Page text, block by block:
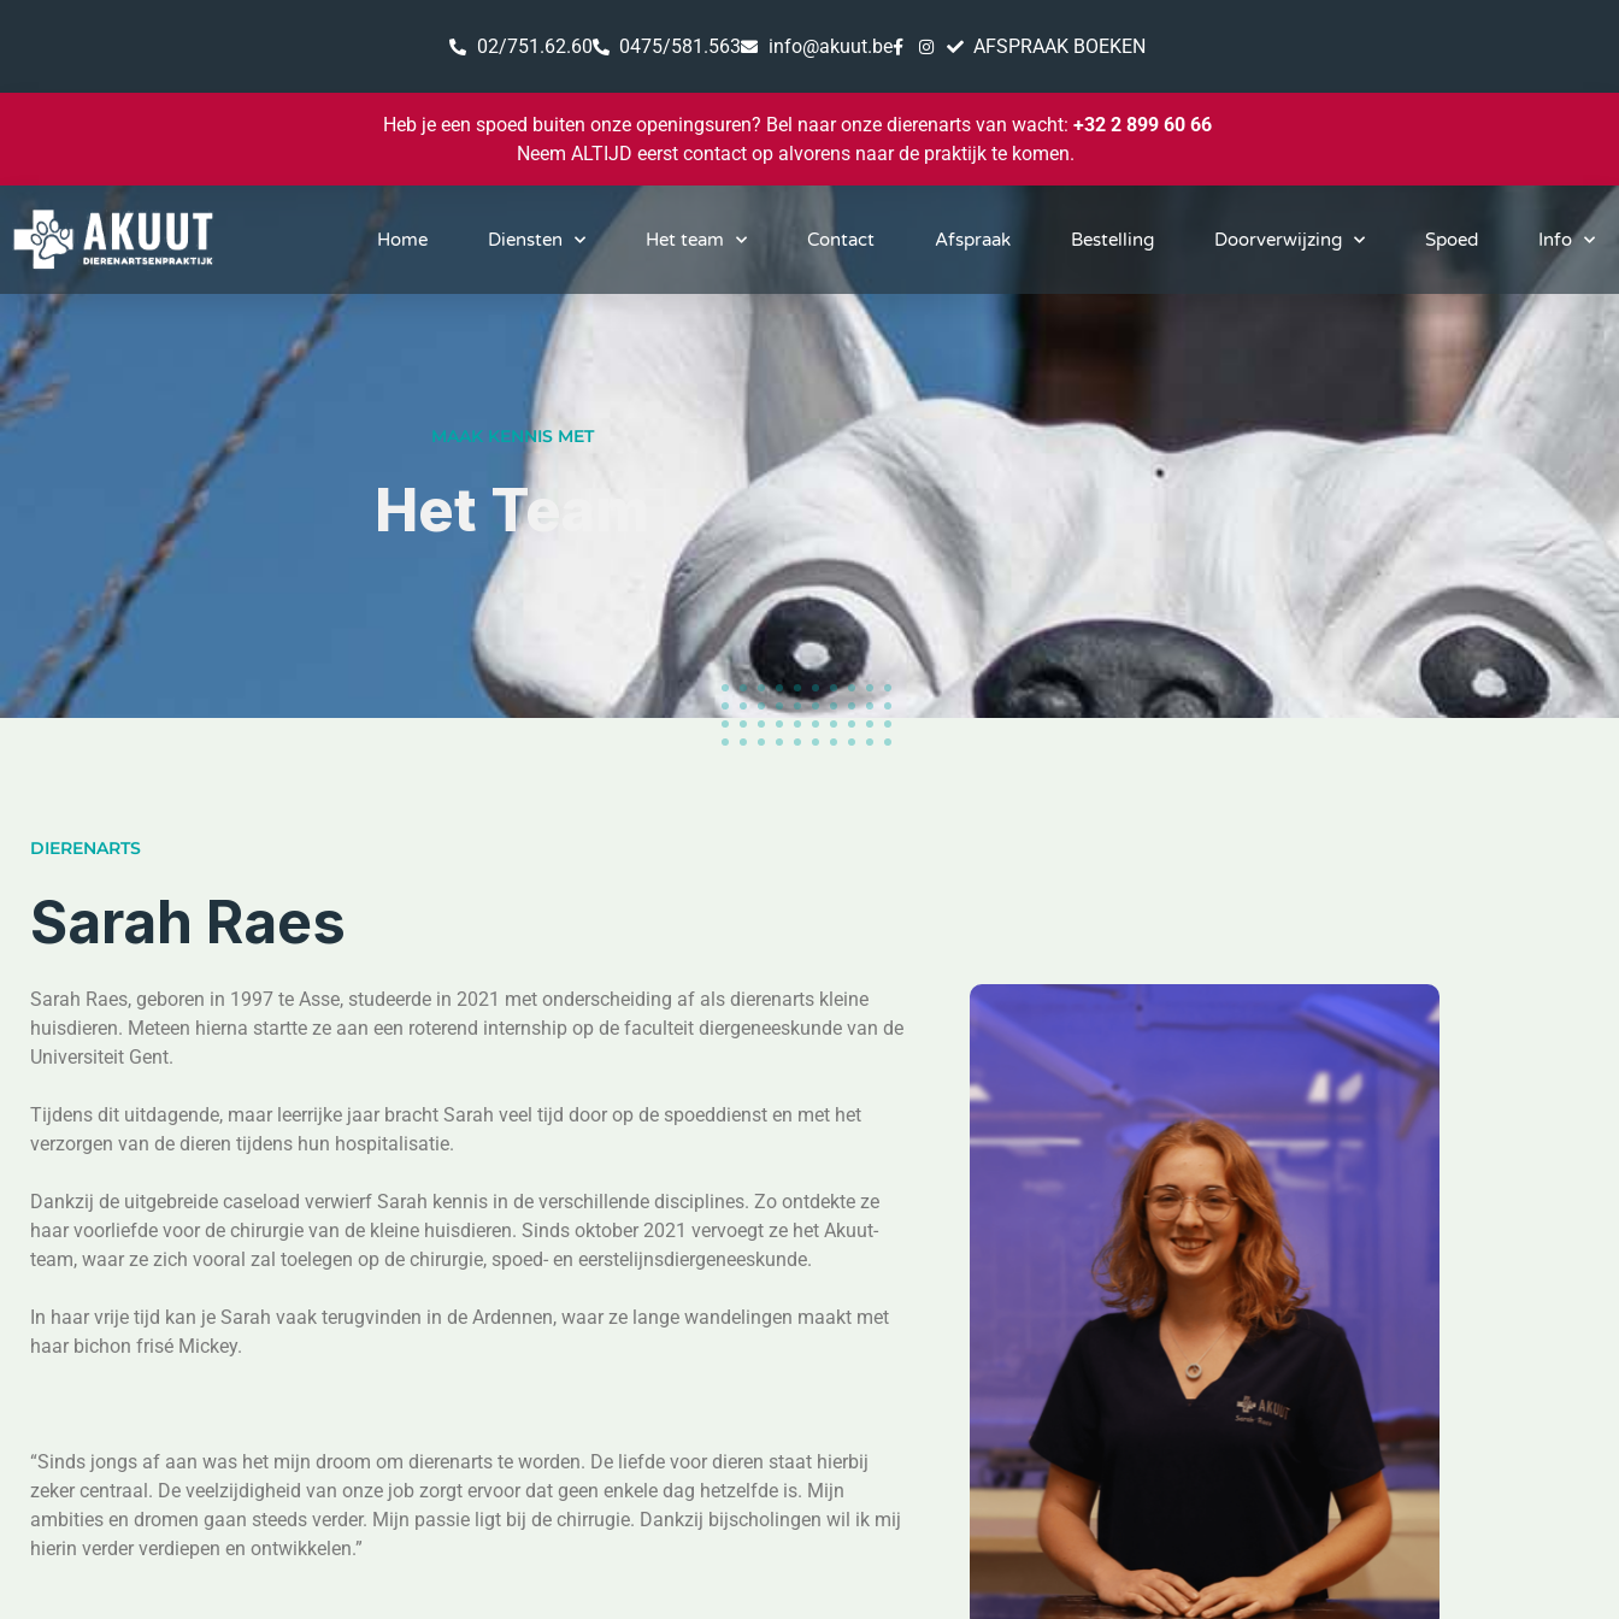
02/751.62.60 0475/581.563 info@akuut.be AFSPRAAK BOEKEN
Heb je een spoed buiten onze openingsuren? Bel naar onze dierenarts van wacht: +32 2 899 60 66
Neem ALTIJD eerst contact op alvorens naar de praktijk te komen.
Home Diensten Het team Contact Afspraak Bestelling Doorverwijzing Spoed Info
MAAK KENNIS MET
Het Team
DIERENARTS
Sarah Raes
Sarah Raes, geboren in 1997 te Asse, studeerde in 2021 met onderscheiding af als dierenarts kleine
huisdieren. Meteen hierna startte ze aan een roterend internship op de faculteit diergeneeskunde van de
Universiteit Gent.
Tijdens dit uitdagende, maar leerrijke jaar bracht Sarah veel tijd door op de spoeddienst en met het
verzorgen van de dieren tijdens hun hospitalisatie.
Dankzij de uitgebreide caseload verwierf Sarah kennis in de verschillende disciplines. Zo ontdekte ze
haar voorliefde voor de chirurgie van de kleine huisdieren. Sinds oktober 2021 vervoegt ze het Akuut-
team, waar ze zich vooral zal toelegen op de chirurgie, spoed- en eerstelijnsdiergeneeskunde.
In haar vrije tijd kan je Sarah vaak terugvinden in de Ardennen, waar ze lange wandelingen maakt met
haar bichon frisé Mickey.
“Sinds jongs af aan was het mijn droom om dierenarts te worden. De liefde voor dieren staat hierbij
zeker centraal. De veelzijdigheid van onze job zorgt ervoor dat geen enkele dag hetzelfde is. Mijn
ambities en dromen gaan steeds verder. Mijn passie ligt bij de chirrugie. Dankzij bijscholingen wil ik mij
hierin verder verdiepen en ontwikkelen.”